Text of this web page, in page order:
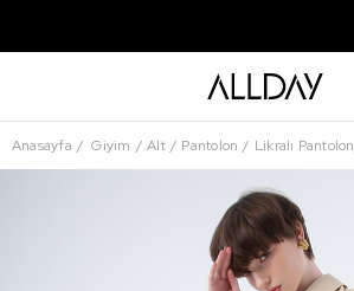
Anasayfa Giyim Alt Pantolon Likralı Pantolon